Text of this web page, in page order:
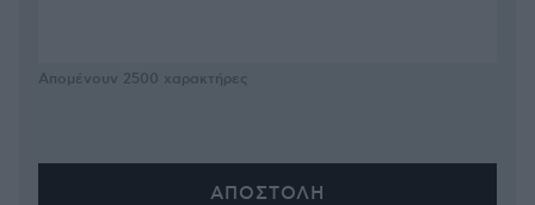
Απομένουν 2500 χαρακτήρες